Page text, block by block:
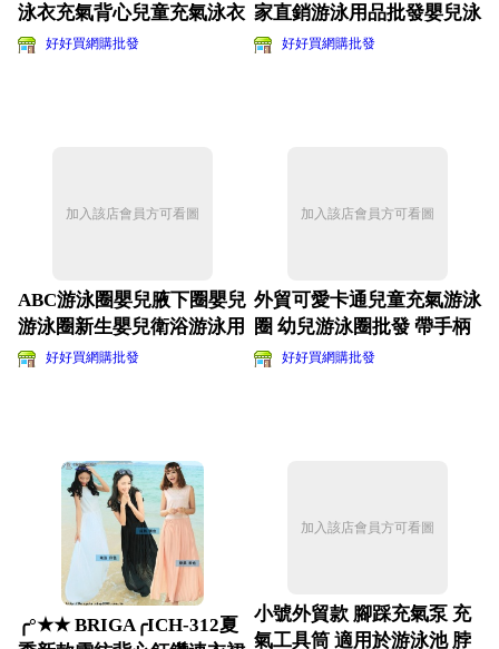
泳衣充氣背心兒童充氣泳衣
批發好好買網購批發
家直銷游泳用品批發嬰兒泳
圈
好好買網購批發
加入該店會員方可看圖
ABC游泳圈嬰兒腋下圈嬰兒
游泳圈新生嬰兒衛浴游泳用
品小號好好買網購批發
加入該店會員方可看圖
外貿可愛卡通兒童充氣游泳
圈 幼兒游泳圈批發 帶手柄
牽引繩好好買網購批發
╭°★★ BRIGA╭ICH-312夏
加入該店會員方可看圖
小號外貿款 腳踩充氣泵 充
氣工具筒 適用於游泳池 脖